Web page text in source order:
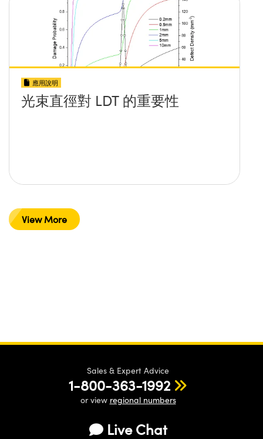
應用說明
光束直徑對 LDT 的重要性
View More
Sales & Expert Advice
1-800-363-1992
or view regional numbers
Live Chat